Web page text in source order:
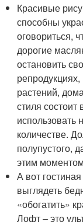
Красивые
способны
оговориться,
дорогие
остановить
растений,
стиля состоит
использовать
количестве.
полупустого,
этим
А вот
выглядеть
«обогатить»
Лофт – это